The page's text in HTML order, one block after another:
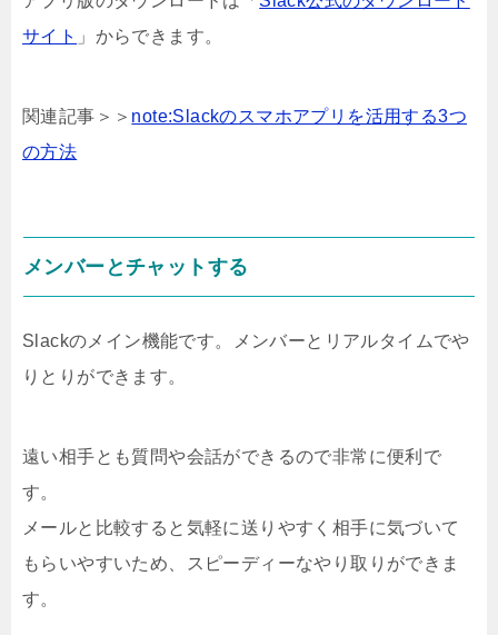
サイト 」からできます。
関連記事＞＞ note:Slackのスマホアプリを活用する3つ
の方法
メンバーとチャットする
Slackのメイン機能です。メンバーとリアルタイムでや
りとりができます。
遠い相手とも質問や会話ができるので非常に便利で
す。
メールと比較すると気軽に送りやすく相手に気づいて
もらいやすいため、スピーディーなやり取りができま
す。